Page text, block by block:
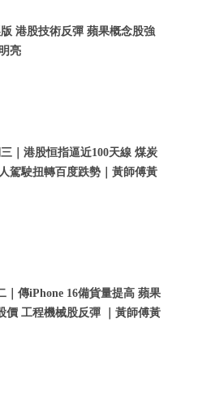
版 港股技術反彈 蘋果概念股強
亮
｜港股恒指逼近100天線 煤炭
駕駛扭轉百度跌勢｜黃師傅黃
｜傳iPhone 16備貨量提高 蘋果
價 工程機械股反彈 ｜黃師傅黃